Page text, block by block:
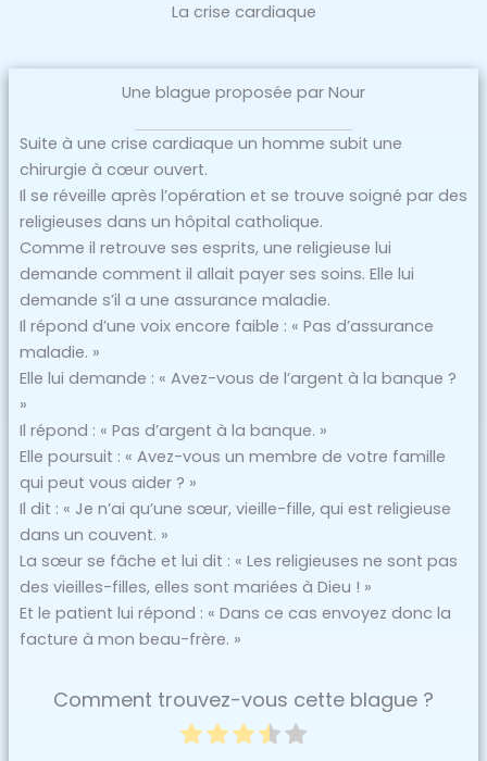
La crise cardiaque
Une blague proposée par Nour
Suite à une crise cardiaque un homme subit une
chirurgie à cœur ouvert.
Il se réveille après l’opération et se trouve soigné par des
religieuses dans un hôpital catholique.
Comme il retrouve ses esprits, une religieuse lui
demande comment il allait payer ses soins. Elle lui
demande s’il a une assurance maladie.
Il répond d’une voix encore faible : « Pas d’assurance
maladie. »
Elle lui demande : « Avez-vous de l’argent à la banque ?
»
Il répond : « Pas d’argent à la banque. »
Elle poursuit : « Avez-vous un membre de votre famille
qui peut vous aider ? »
Il dit : « Je n’ai qu’une sœur, vieille-fille, qui est religieuse
dans un couvent. »
La sœur se fâche et lui dit : « Les religieuses ne sont pas
des vieilles-filles, elles sont mariées à Dieu ! »
Et le patient lui répond : « Dans ce cas envoyez donc la
facture à mon beau-frère. »
Comment trouvez-vous cette blague ?